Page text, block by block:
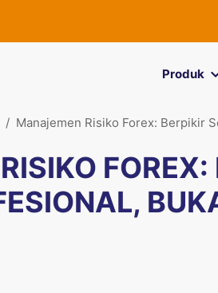
Produk
Manajemen Risiko Forex: Berpikir
FOREX: